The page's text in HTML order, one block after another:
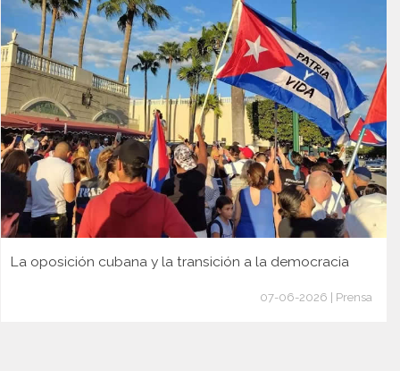
La oposición cubana y la transición a la democracia
07-06-2026 | Prensa